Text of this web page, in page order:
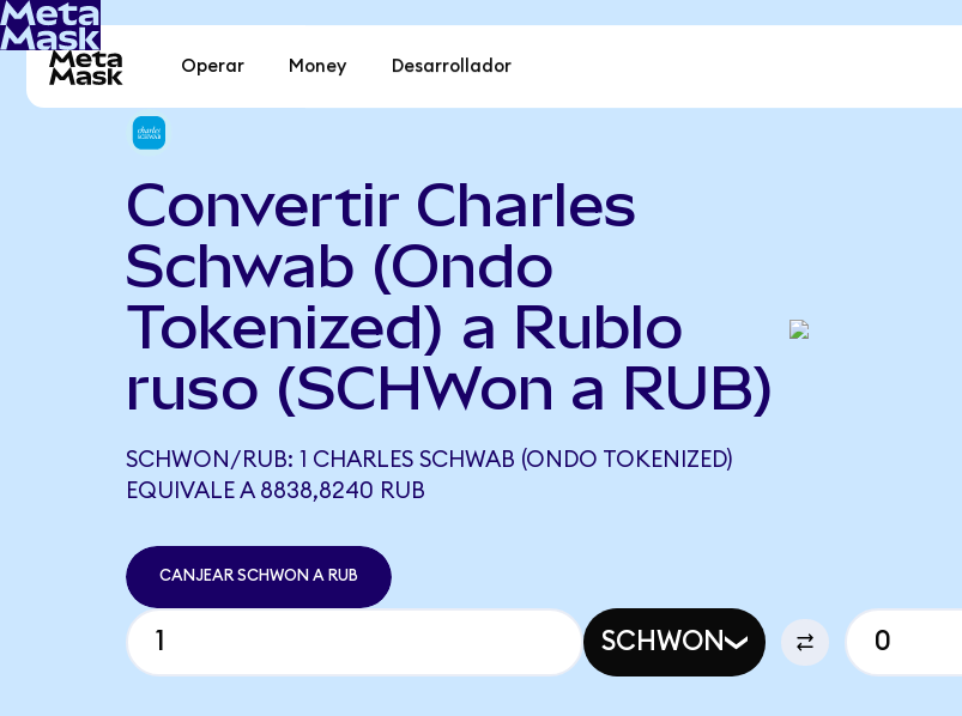
Operar Money Desarrollador
Convertir Charles
Schwab (Ondo
Tokenized) a Rublo
ruso (SCHWon a RUB)
SCHWON/RUB: 1 CHARLES SCHWAB (ONDO TOKENIZED)
EQUIVALE A 8838,8240 RUB
CANJEAR SCHWON A RUB
SCHWON